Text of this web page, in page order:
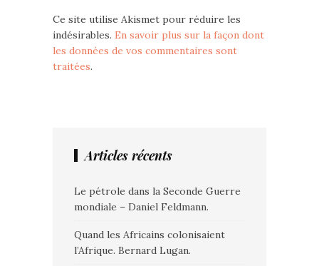
Ce site utilise Akismet pour réduire les
indésirables. En savoir plus sur la façon dont
les données de vos commentaires sont
traitées.
Articles récents
Le pétrole dans la Seconde Guerre
mondiale – Daniel Feldmann.
Quand les Africains colonisaient
l’Afrique. Bernard Lugan.